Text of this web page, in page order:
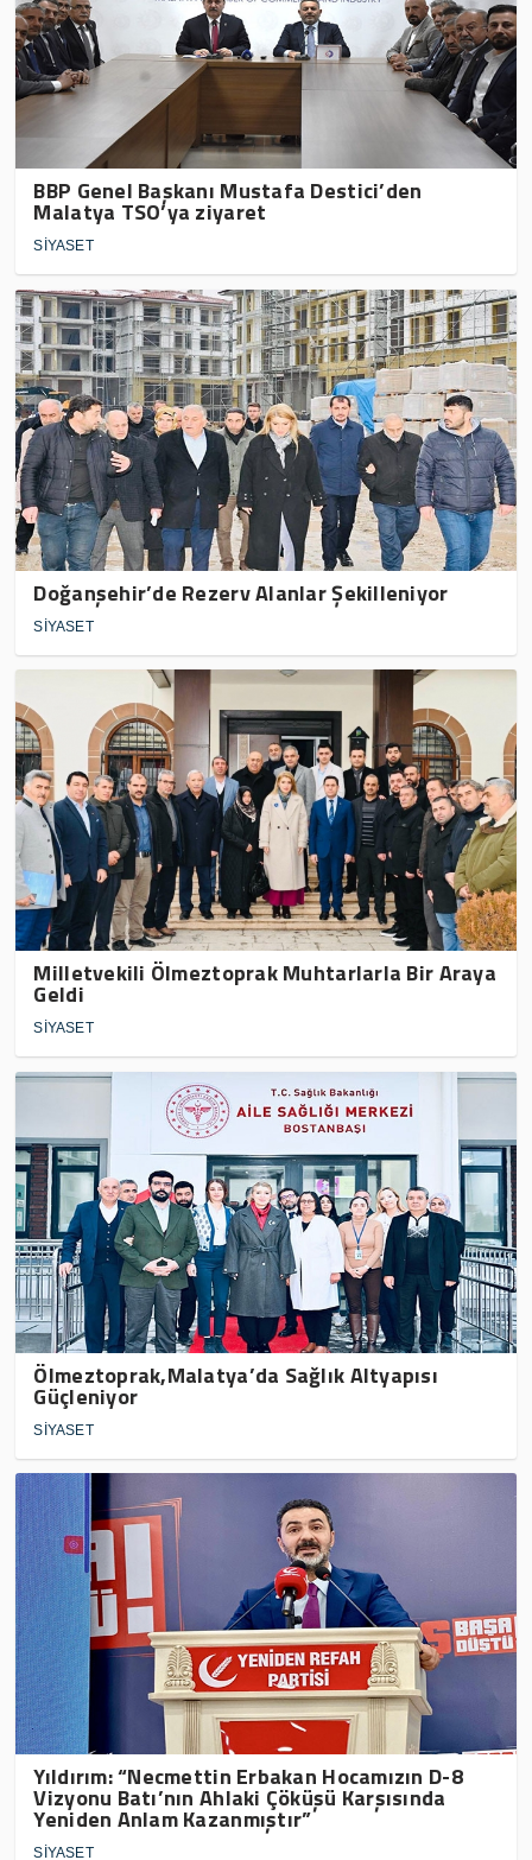
BBP Genel Başkanı Mustafa Destici’den
Malatya TSO’ya ziyaret
SİYASET
Doğanşehir’de Rezerv Alanlar Şekilleniyor
SİYASET
Milletvekili Ölmeztoprak Muhtarlarla Bir Araya
Geldi
SİYASET
Ölmeztoprak,Malatya’da Sağlık Altyapısı
Güçleniyor
SİYASET
Yıldırım: “Necmettin Erbakan Hocamızın D-8
Vizyonu Batı’nın Ahlaki Çöküşü Karşısında
Yeniden Anlam Kazanmıştır”
SİYASET